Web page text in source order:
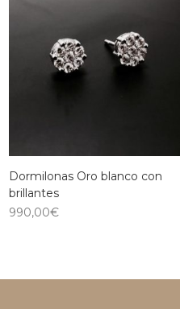
Dormilonas Oro blanco con
brillantes
990,00€